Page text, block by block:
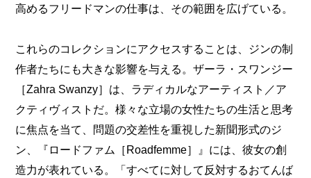
高めるフリードマンの仕事は、その範囲を広げている。
これらのコレクションにアクセスすることは、ジンの制
作者たちにも大きな影響を与える。ザーラ・スワンジー
［Zahra Swanzy］は、ラディカルなアーティスト／ア
クティヴィストだ。様々な立場の女性たちの生活と思考
に焦点を当て、問題の交差性を重視した新聞形式のジ
ン、『ロードファム［Roadfemme］』には、彼女の創
造力が表れている。「すべてに対して反対するおてんば